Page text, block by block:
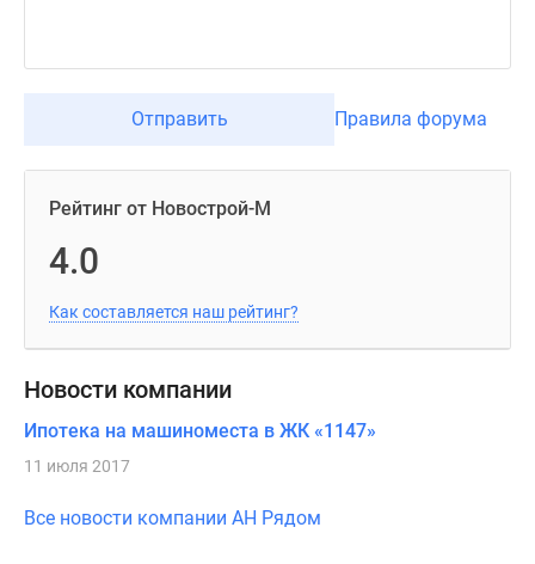
Отправить Правила форума
Рейтинг от Новострой-М
4.0
Как составляется наш рейтинг?
Новости компании
Ипотека на машиноместа в ЖК «1147»
11 июля 2017
Все новости компании АН Рядом